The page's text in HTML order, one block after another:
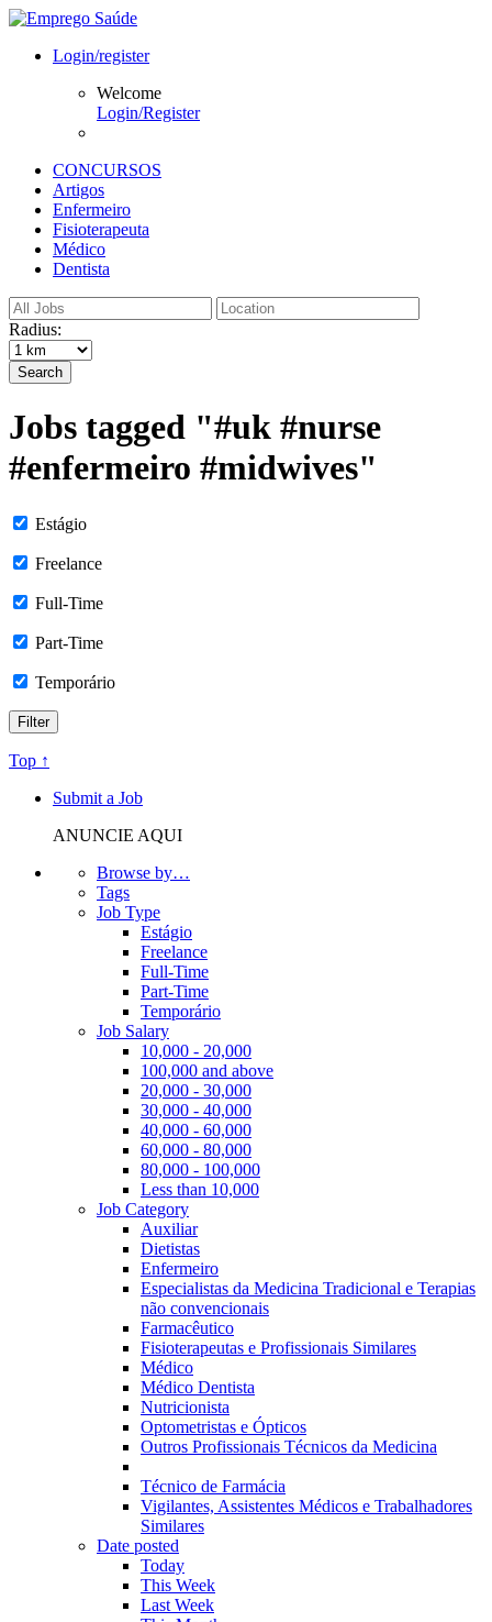
Login/register
Welcome
Login/Register
CONCURSOS
Artigos
Enfermeiro
Fisioterapeuta
Médico
Dentista
Radius:
Search
Jobs tagged "#uk #nurse
#enfermeiro #midwives"
Estágio
Freelance
Full-Time
Part-Time
Temporário
Top ↑
Submit a Job
ANUNCIE AQUI
Browse by…
Tags
Job Type
Estágio
Freelance
Full-Time
Part-Time
Temporário
Job Salary
10,000 - 20,000
100,000 and above
20,000 - 30,000
30,000 - 40,000
40,000 - 60,000
60,000 - 80,000
80,000 - 100,000
Less than 10,000
Job Category
Auxiliar
Dietistas
Enfermeiro
Especialistas da Medicina Tradicional e Terapias
não convencionais
Farmacêutico
Fisioterapeutas e Profissionais Similares
Médico
Médico Dentista
Nutricionista
Optometristas e Ópticos
Outros Profissionais Técnicos da Medicina
Técnico de Farmácia
Vigilantes, Assistentes Médicos e Trabalhadores
Similares
Date posted
Today
This Week
Last Week